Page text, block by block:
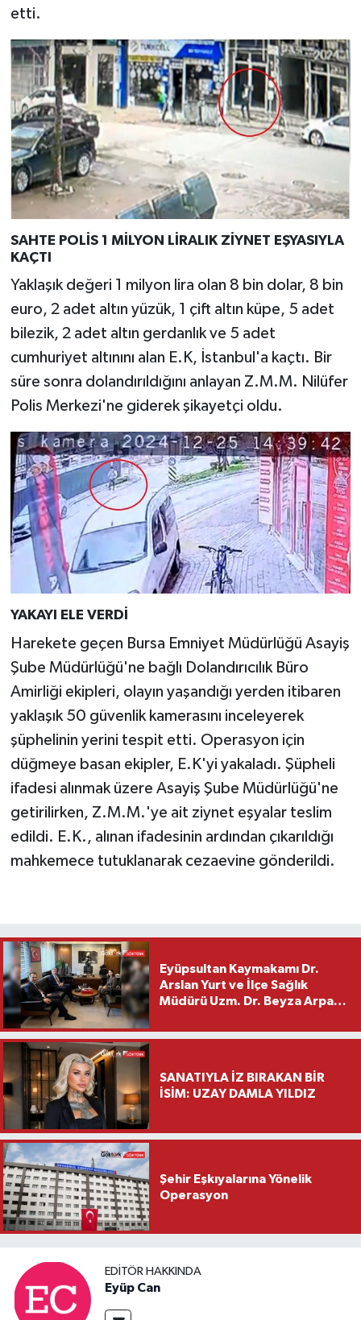
etti.
SAHTE POLİS 1 MİLYON LİRALIK ZİYNET EŞYASIYLA
KAÇTI
Yaklaşık değeri 1 milyon lira olan 8 bin dolar, 8 bin
euro, 2 adet altın yüzük, 1 çift altın küpe, 5 adet
bilezik, 2 adet altın gerdanlık ve 5 adet
cumhuriyet altınını alan E.K, İstanbul'a kaçtı. Bir
süre sonra dolandırıldığını anlayan Z.M.M. Nilüfer
Polis Merkezi'ne giderek şikayetçi oldu.
YAKAYI ELE VERDİ
Harekete geçen Bursa Emniyet Müdürlüğü Asayiş
Şube Müdürlüğü'ne bağlı Dolandırıcılık Büro
Amirliği ekipleri, olayın yaşandığı yerden itibaren
yaklaşık 50 güvenlik kamerasını inceleyerek
şüphelinin yerini tespit etti. Operasyon için
düğmeye basan ekipler, E.K'yi yakaladı. Şüpheli
ifadesi alınmak üzere Asayiş Şube Müdürlüğü'ne
getirilirken, Z.M.M.'ye ait ziynet eşyalar teslim
edildi. E.K., alınan ifadesinin ardından çıkarıldığı
mahkemece tutuklanarak cezaevine gönderildi.
Eyüpsultan Kaymakamı Dr.
Arslan Yurt ve İlçe Sağlık
Müdürü Uzm. Dr. Beyza Arpacı
Ziyareti
SANATIYLA İZ BIRAKAN BİR
İSİM: UZAY DAMLA YILDIZ
Şehir Eşkıyalarına Yönelik
Operasyon
EDITÖR HAKKINDA
Eyüp Can